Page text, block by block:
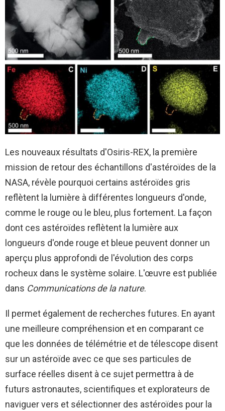
Les nouveaux résultats d'Osiris-REX, la première
mission de retour des échantillons d'astéroïdes de la
NASA, révèle pourquoi certains astéroïdes gris
reflètent la lumière à différentes longueurs d'onde,
comme le rouge ou le bleu, plus fortement. La façon
dont ces astéroïdes reflètent la lumière aux
longueurs d'onde rouge et bleue peuvent donner un
aperçu plus approfondi de l'évolution des corps
rocheux dans le système solaire. L'œuvre est publiée
dans Communications de la nature.
Il permet également de recherches futures. En ayant
une meilleure compréhension et en comparant ce
que les données de télémétrie et de télescope disent
sur un astéroïde avec ce que ses particules de
surface réelles disent à ce sujet permettra à de
futurs astronautes, scientifiques et explorateurs de
naviguer vers et sélectionner des astéroïdes pour la